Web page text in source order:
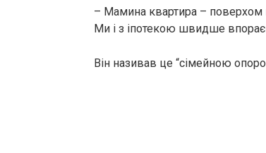
– Мамина квартира –
Ми і з іпотекою швидше
Він називав це “сімейною